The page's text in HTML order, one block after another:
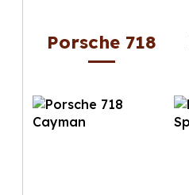
Porsche 718